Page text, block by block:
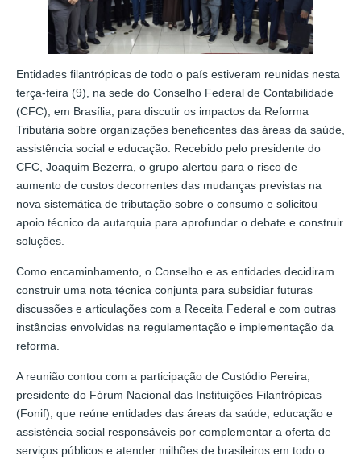
Entidades filantrópicas de todo o país estiveram reunidas nesta
terça-feira (9), na sede do Conselho Federal de Contabilidade
(CFC), em Brasília, para discutir os impactos da Reforma
Tributária sobre organizações beneficentes das áreas da saúde,
assistência social e educação. Recebido pelo presidente do
CFC, Joaquim Bezerra, o grupo alertou para o risco de
aumento de custos decorrentes das mudanças previstas na
nova sistemática de tributação sobre o consumo e solicitou
apoio técnico da autarquia para aprofundar o debate e construir
soluções.
Como encaminhamento, o Conselho e as entidades decidiram
construir uma nota técnica conjunta para subsidiar futuras
discussões e articulações com a Receita Federal e com outras
instâncias envolvidas na regulamentação e implementação da
reforma.
A reunião contou com a participação de Custódio Pereira,
presidente do Fórum Nacional das Instituições Filantrópicas
(Fonif), que reúne entidades das áreas da saúde, educação e
assistência social responsáveis por complementar a oferta de
serviços públicos e atender milhões de brasileiros em todo o